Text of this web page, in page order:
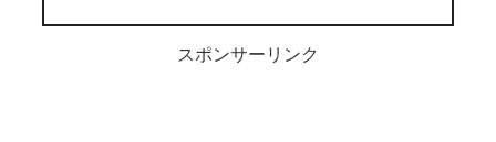
スポンサーリンク